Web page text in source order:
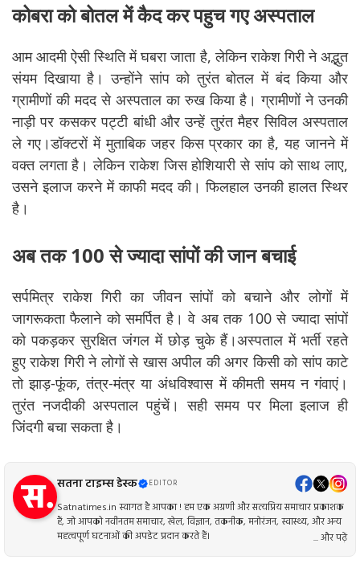
कोबरा को बोतल में कैद कर पहुच गए अस्पताल
आम आदमी ऐसी स्थिति में घबरा जाता है, लेकिन राकेश गिरी ने अद्भुत
संयम दिखाया है। उन्होंने सांप को तुरंत बोतल में बंद किया और
ग्रामीणों की मदद से अस्पताल का रुख किया है। ग्रामीणों ने उनकी
नाड़ी पर कसकर पट्टी बांधी और उन्हें तुरंत मैहर सिविल अस्पताल
ले गए।डॉक्टरों में मुताबिक जहर किस प्रकार का है, यह जानने में
वक्त लगता है। लेकिन राकेश जिस होशियारी से सांप को साथ लाए,
उसने इलाज करने में काफी मदद की। फिलहाल उनकी हालत स्थिर
है।
अब तक 100 से ज्यादा सांपों की जान बचाई
सर्पमित्र राकेश गिरी का जीवन सांपों को बचाने और लोगों में
जागरूकता फैलाने को समर्पित है। वे अब तक 100 से ज्यादा सांपों
को पकड़कर सुरक्षित जंगल में छोड़ चुके हैं।अस्पताल में भर्ती रहते
हुए राकेश गिरी ने लोगों से खास अपील की अगर किसी को सांप काटे
तो झाड़-फूंक, तंत्र-मंत्र या अंधविश्वास में कीमती समय न गंवाएं।
तुरंत नजदीकी अस्पताल पहुंचें। सही समय पर मिला इलाज ही
जिंदगी बचा सकता है।
सतना टाइम्स डेस्क EDITOR
Satnatimes.in स्वागत है आपका ! हम एक अग्रणी और सत्यप्रिय समाचार प्रकाशक
हैं, जो आपको नवीनतम समाचार, खेल, विज्ञान, तकनीक, मनोरंजन, स्वास्थ्य, और अन्य
महत्वपूर्ण घटनाओं की अपडेट प्रदान करते हैं।
... और पढ़ें